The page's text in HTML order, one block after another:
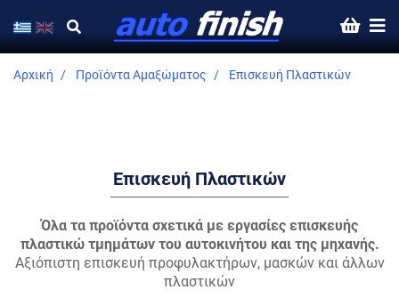
Αρχική Προϊόντα Αμαξώματος Επισκευή Πλαστικών
Επισκευή Πλαστικών
Όλα τα προϊόντα σχετικά με εργασίες επισκευής
πλαστικώ τμημάτων του αυτοκινήτου και της μηχανής.
Αξιόπιστη επισκευή προφυλακτήρων, μασκών και άλλων
πλαστικών